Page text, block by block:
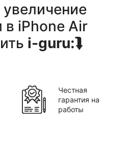
в iPhone Air
i-guru:⮯
Честная
гарантия на
работы